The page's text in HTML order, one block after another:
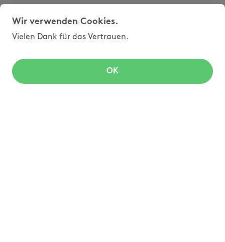
Wir verwenden Cookies.
Vielen Dank für das Vertrauen.
OK